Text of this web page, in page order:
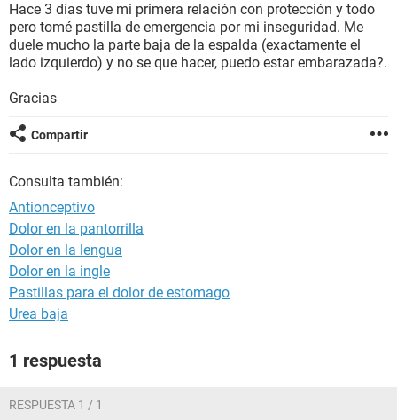
SEXUALIDAD
GLOSARIO
Hace 3 días tuve mi primera relación con protección y todo
pero tomé pastilla de emergencia por mi inseguridad. Me
duele mucho la parte baja de la espalda (exactamente el
lado izquierdo) y no se que hacer, puedo estar embarazada?.
Gracias
Compartir
Consulta también:
Antionceptivo
Dolor en la pantorrilla
Dolor en la lengua
Dolor en la ingle
Pastillas para el dolor de estomago
Urea baja
1 respuesta
RESPUESTA 1 / 1